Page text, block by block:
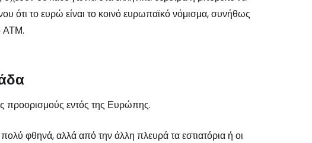
ότι το ευρώ είναι το κοινό ευρωπαϊκό νόμισμα, συνήθως
ΑΤΜ.
προορισμούς εντός της Ευρώπης.
φθηνά, αλλά από την άλλη πλευρά τα εστιατόρια ή οι